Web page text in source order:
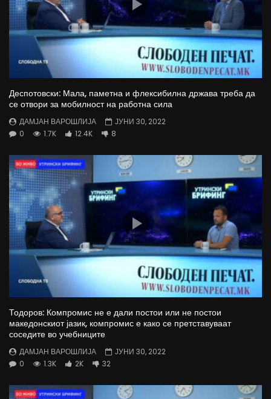
Деспотовски: Мала, паметна и флексибилна држава треба да
се отвори за мобилност на работна сила
ДАМЈАН ВАРОШЛИЈА
ЈУНИ 30, 2022
0
1.7K 12.4K 8
Тодоров: Компромис не е дали постои или не постои
македонскиот јазик, компромис е како се претставуваат
соседите во учебниците
ДАМЈАН ВАРОШЛИЈА
ЈУНИ 30, 2022
0
1.3K 2K 32